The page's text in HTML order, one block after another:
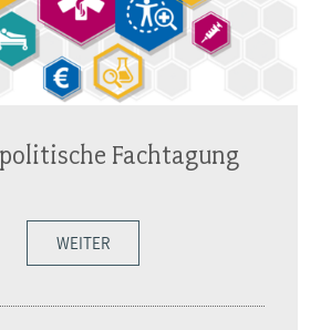
Fachtagung
WEITER